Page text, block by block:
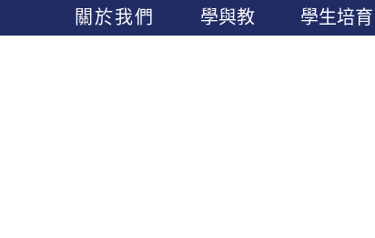
關於我們 學與教 學生培育